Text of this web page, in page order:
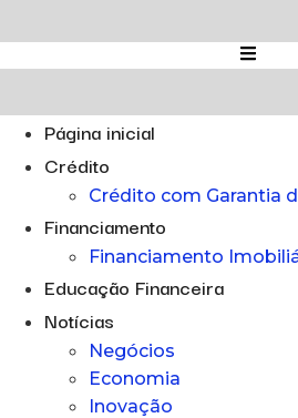
para
o
Página inicial
Crédito
Crédito com Garantia
Financiamento
Financiamento
Educação Financeira
Notícias
Negócios
Economia
Inovação